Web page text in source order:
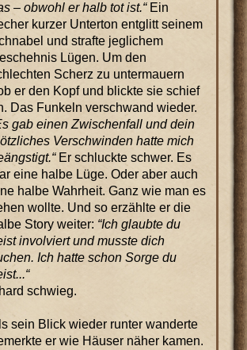
– obwohl er halb tot ist.“Ein
kurzer Unterton entglitt seinem
und strafte jeglichem
Lügen. Um den
Scherz zu untermauern
er den Kopf und blickte sie schief
Das Funkeln verschwand wieder.
gab einen Zwischenfall und dein
Verschwinden hatte mich
Er schluckte schwer. Es
eine halbe Lüge. Oder aber auch
halbe Wahrheit. Ganz wie man es
wollte. Und so erzählte er die
Story weiter: “Ich glaubte du
involviert und musste dich
Ich hatte schon Sorge du
schwieg.
sein Blick wieder runter wanderte
er wie Häuser näher kamen.